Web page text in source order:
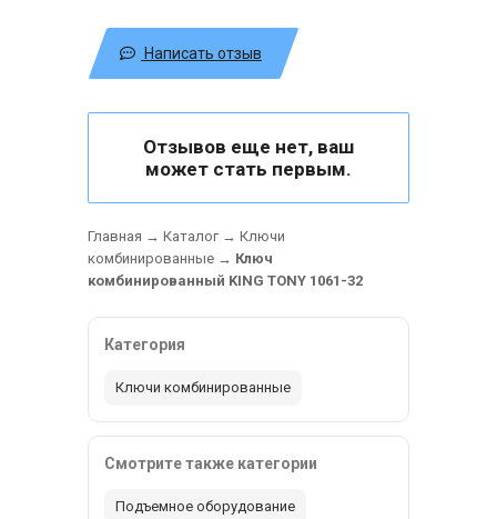
Написать отзыв
Отзывов еще нет, ваш
может стать первым.
Главная → Каталог→ Ключи
комбинированные → Ключ
комбинированный KING TONY 1061-32
Категория
Ключи комбинированные
Смотрите также категории
Подъемное оборудование